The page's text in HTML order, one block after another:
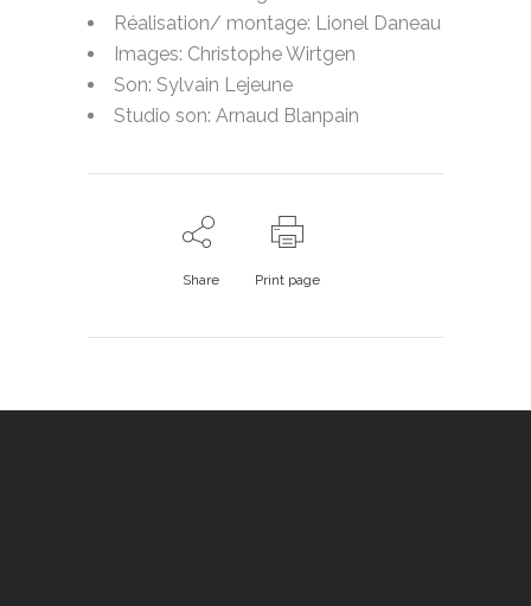
Réalisation/ montage: Lionel Daneau
Images: Christophe Wirtgen
Son: Sylvain Lejeune
Studio son: Arnaud Blanpain
Share Print page